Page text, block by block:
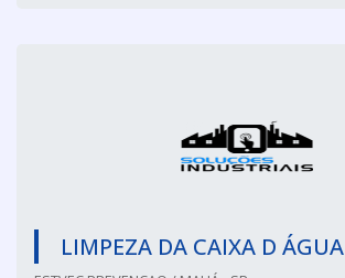
LIMPEZA DA CAIXA D ÁGUA